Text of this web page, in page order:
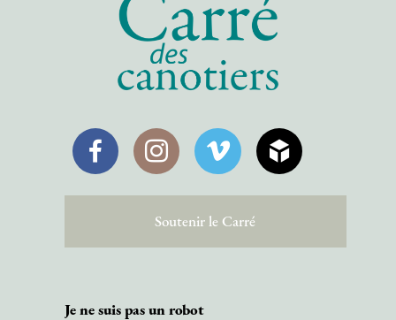
Soutenir le Carré
Je ne suis pas un robot